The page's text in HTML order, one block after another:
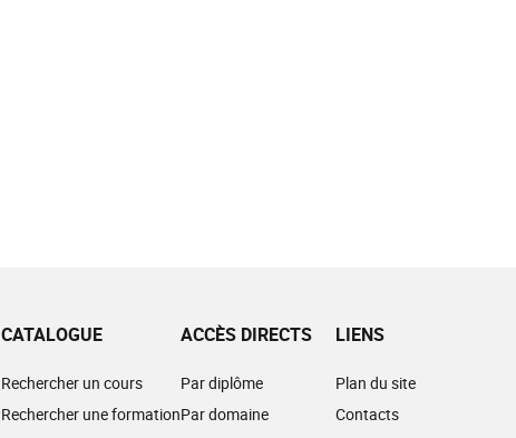
CATALOGUE
Rechercher un cours
Rechercher une formation
ACCÈS DIRECTS
Par diplôme
Par domaine
LIENS
Plan du site
Contacts